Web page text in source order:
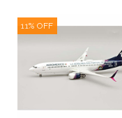
11% OFF